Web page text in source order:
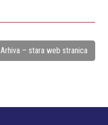
Arhiva – stara web stranica